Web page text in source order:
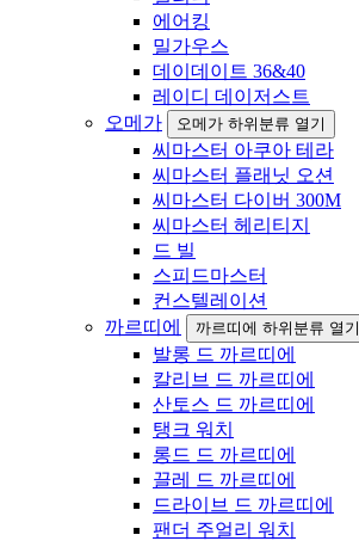
에어킹
밀가우스
데이데이트 36&40
레이디 데이저스트
오메가
오메가 하위분류 열기
씨마스터 아쿠아 테라
씨마스터 플래닛 오션
씨마스터 다이버 300M
씨마스터 헤리티지
드 빌
스피드마스터
컨스텔레이션
까르띠에
까르띠에 하위분류 열기
발롱 드 까르띠에
칼리브 드 까르띠에
산토스 드 까르띠에
탱크 워치
롱드 드 까르띠에
끌레 드 까르띠에
드라이브 드 까르띠에
팬더 주얼리 워치